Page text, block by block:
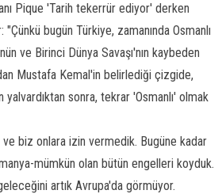
Pique 'Tarih tekerrür ediyor' derken
bugün Türkiye, zamanında Osmanlı
ve Birinci Dünya Savaşı'nın kaybeden
Mustafa Kemal'in belirlediği çizgide,
yalvardıktan sonra, tekrar 'Osmanlı' olmak
ve biz onlara izin vermedik. Bugüne kadar
mümkün olan bütün engelleri koyduk.
artık Avrupa'da görmüyor.